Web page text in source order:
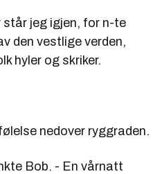
står jeg igjen, for n-te
den vestlige verden,
hyler og skriker.
nedover ryggraden.
Bob. - En vårnatt